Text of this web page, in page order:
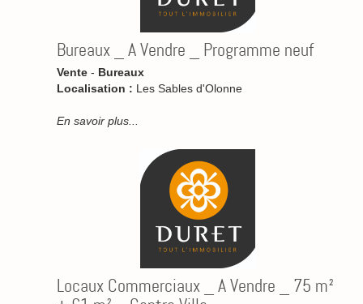
Bureaux _ A Vendre _ Programme neuf
Vente - Bureaux
Localisation : Les Sables d'Olonne
En savoir plus...
Locaux Commerciaux _ A Vendre _ 75 m²